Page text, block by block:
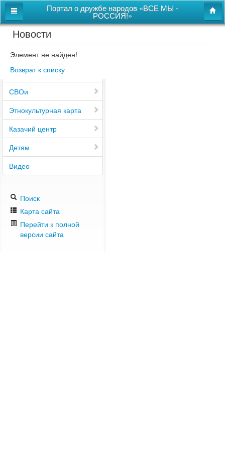
Портал о дружбе народов «ВСЕ МЫ -
РОССИЯ!»
Главная
Дом дружбы народов
Новости
СВОи
Этнокультурная карта
Казачий центр
Детям
Видео
Поиск
Карта сайта
Перейти к полной
версии сайта
Новости
Элемент не найден!
Возврат к списку